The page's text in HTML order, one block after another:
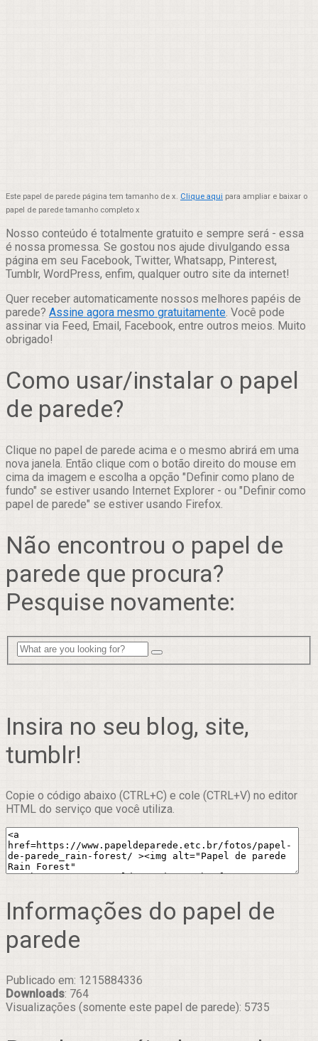
Este papel de parede página tem tamanho de x. Clique aqui para ampliar e baixar o
papel de parede tamanho completo x
Nosso conteúdo é totalmente gratuito e sempre será - essa
é nossa promessa. Se gostou nos ajude divulgando essa
página em seu Facebook, Twitter, Whatsapp, Pinterest,
Tumblr, WordPress, enfim, qualquer outro site da internet!
Quer receber automaticamente nossos melhores papéis de
parede? Assine agora mesmo gratuitamente. Você pode
assinar via Feed, Email, Facebook, entre outros meios. Muito
obrigado!
Como usar/instalar o papel
de parede?
Clique no papel de parede acima e o mesmo abrirá em uma
nova janela. Então clique com o botão direito do mouse em
cima da imagem e escolha a opção "Definir como plano de
fundo" se estiver usando Internet Explorer - ou "Definir como
papel de parede" se estiver usando Firefox.
Não encontrou o papel de
parede que procura?
Pesquise novamente:
Insira no seu blog, site,
tumblr!
Copie o código abaixo (CTRL+C) e cole (CTRL+V) no editor
HTML do serviço que você utiliza.
Informações do papel de
parede
Publicado em: 1215884336
Downloads: 764
Visualizações (somente este papel de parede): 5735